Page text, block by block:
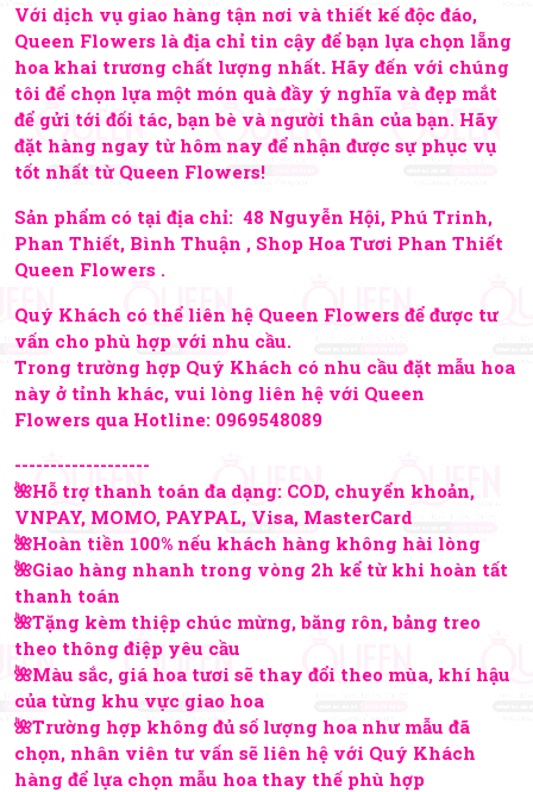
Với dịch vụ giao hàng tận nơi và thiết kế độc đáo,
Queen Flowers là địa chỉ tin cậy để bạn lựa chọn lẵng
hoa khai trương chất lượng nhất. Hãy đến với chúng
tôi để chọn lựa một món quà đầy ý nghĩa và đẹp mắt
để gửi tới đối tác, bạn bè và người thân của bạn. Hãy
đặt hàng ngay từ hôm nay để nhận được sự phục vụ
tốt nhất từ Queen Flowers!
Sản phẩm có tại địa chỉ: 48 Nguyễn Hội, Phú Trinh,
Phan Thiết, Bình Thuận , Shop Hoa Tươi Phan Thiết
Queen Flowers .
Quý Khách có thể liên hệ Queen Flowers để được tư
vấn cho phù hợp với nhu cầu.
Trong trường hợp Quý Khách có nhu cầu đặt mẫu hoa
này ở tỉnh khác, vui lòng liên hệ với Queen
Flowers qua Hotline: 0969548089
-------------------
🌺Hỗ trợ thanh toán đa dạng: COD, chuyển khoản,
VNPAY, MOMO, PAYPAL, Visa, MasterCard
🌺Hoàn tiền 100% nếu khách hàng không hài lòng
🌺Giao hàng nhanh trong vòng 2h kể từ khi hoàn tất
thanh toán
🌺Tặng kèm thiệp chúc mừng, băng rôn, bảng treo
theo thông điệp yêu cầu
🌺Màu sắc, giá hoa tươi sẽ thay đổi theo mùa, khí hậu
của từng khu vực giao hoa
🌺Trường hợp không đủ số lượng hoa như mẫu đã
chọn, nhân viên tư vấn sẽ liên hệ với Quý Khách
hàng để lựa chọn mẫu hoa thay thế phù hợp